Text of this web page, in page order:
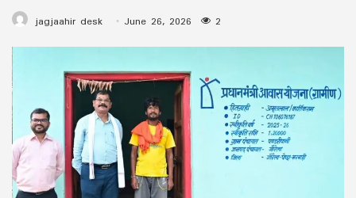
jagjaahir desk June 26, 2026 2